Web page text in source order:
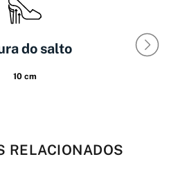
do salto
10 cm
RELACIONADOS